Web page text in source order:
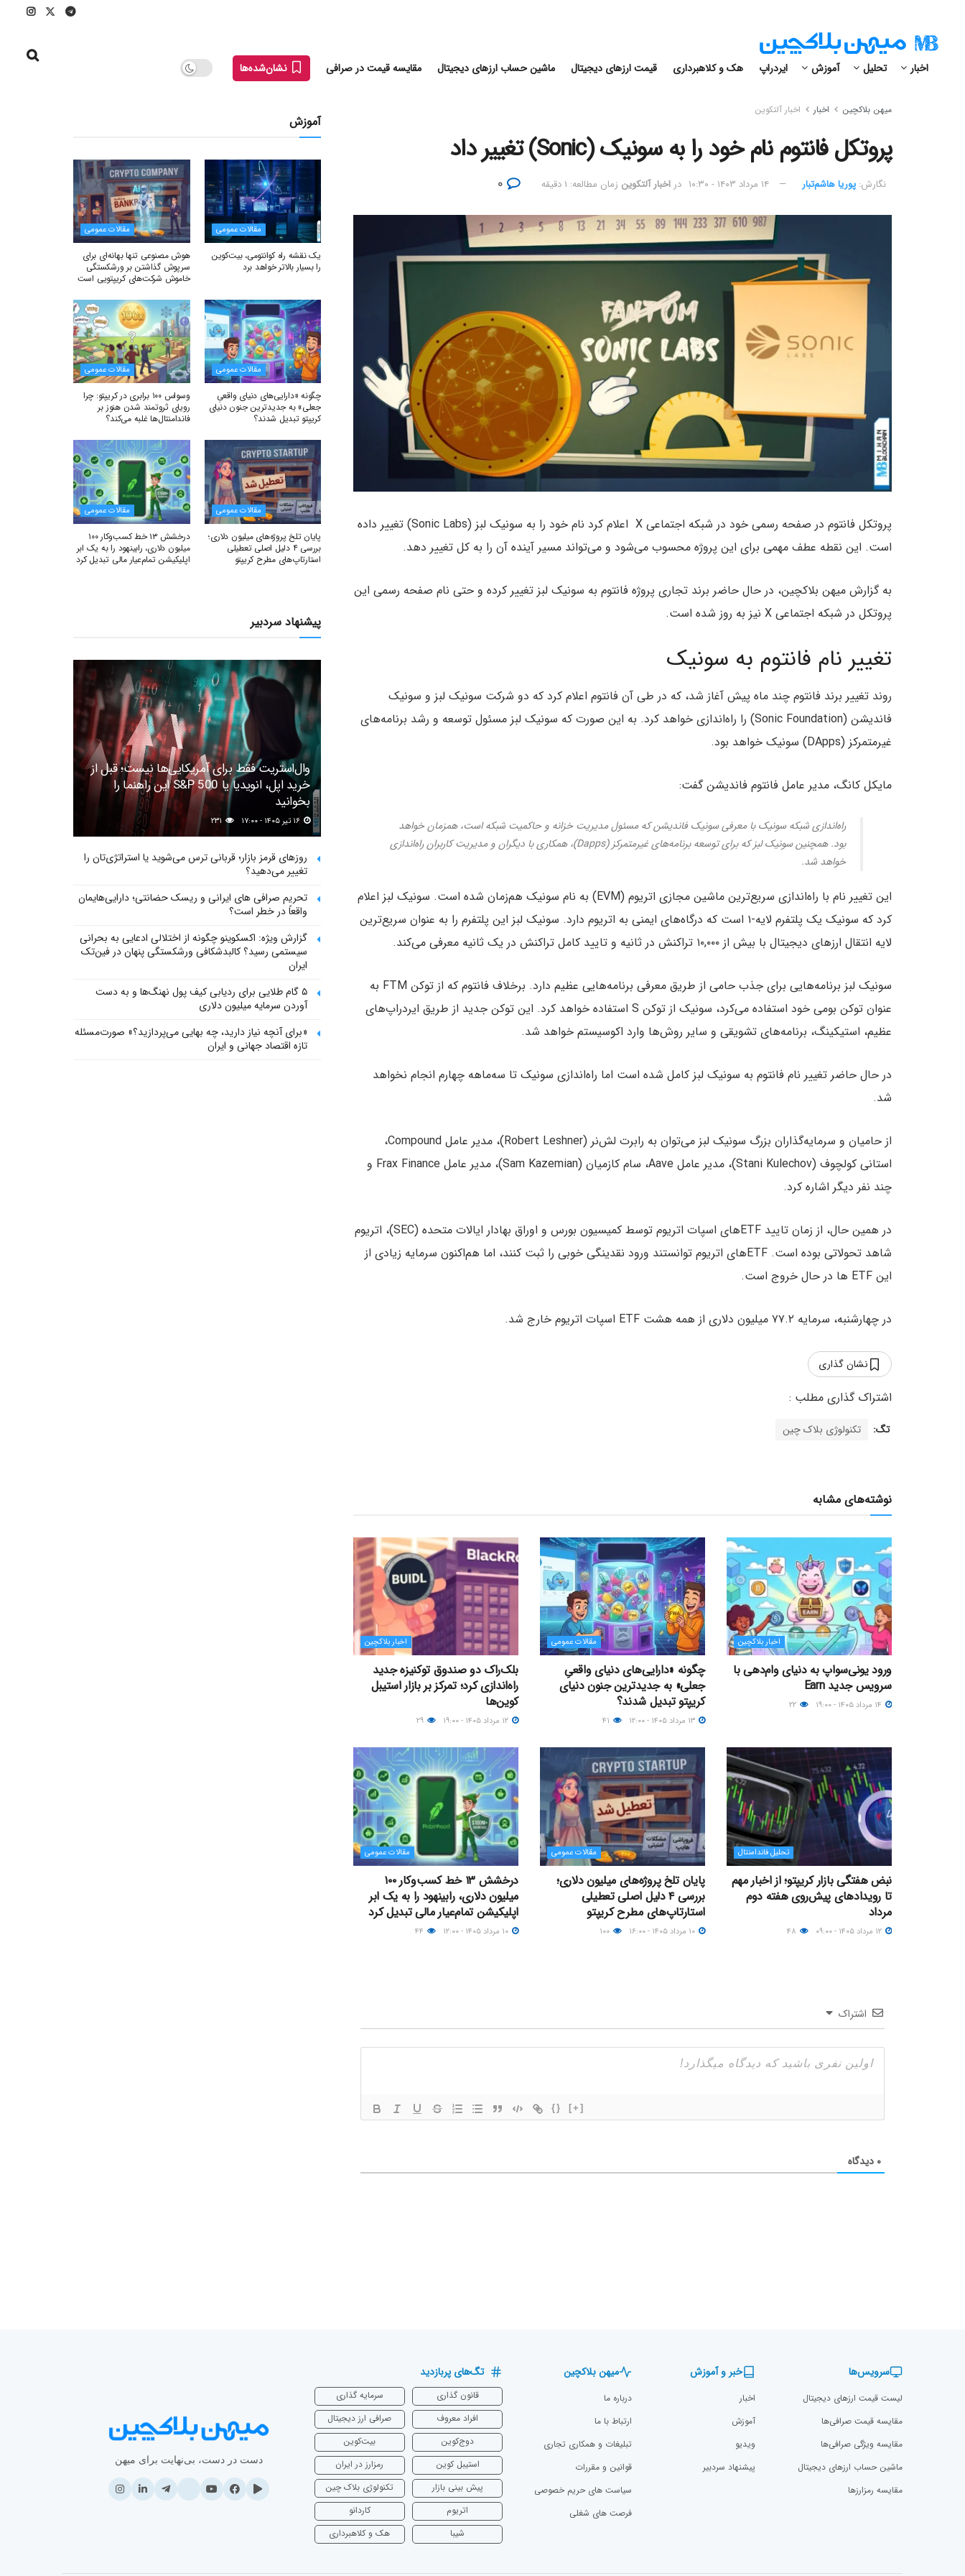
اخبار تحلیل آموزش ایردراپ هک و کلاهبرداری قیمت ارزهای دیجیتال ماشین حساب ارزهای دیجیتال مقایسه قیمت در صرافی نشان‌شده‌ها
میهن بلاکچین اخبار اخبار آلتکوین
پروتکل فانتوم نام خود را به سونیک (Sonic) تغییر داد
نگارش:‌ پوریا هاشم‌تبار ۱۴ مرداد ۱۴۰۳ - ۱۰:۳۰ در اخبار آلتکوین زمان مطالعه: ۱ دقیقه
پروتکل فانتوم در صفحه رسمی خود در شبکه اجتماعی X اعلام کرد نام خود را به سونیک لبز (Sonic Labs) تغییر داده
است. این نقطه عطف مهمی برای این پروژه محسوب می‌شود و می‌تواند مسیر آینده آن را به کل تغییر دهد.
به گزارش میهن بلاکچین، در حال حاضر برند تجاری پروژه فانتوم به سونیک لبز تغییر کرده و حتی نام صفحه رسمی این
پروتکل در شبکه اجتماعی X نیز به روز شده است.
تغییر نام فانتوم به سونیک
روند تغییر برند فانتوم چند ماه پیش آغاز شد، که در طی آن فانتوم اعلام کرد که دو شرکت سونیک لبز و سونیک
فاندیشن (Sonic Foundation) را راه‌اندازی خواهد کرد. به این صورت که سونیک لبز مسئول توسعه و رشد برنامه‌های
غیرمتمرکز (DApps) سونیک خواهد بود.
مایکل کانگ، مدیر عامل فانتوم فاندیشن گفت:
راه‌اندازی شبکه سونیک با معرفی سونیک فاندیشن که مسئول مدیریت خزانه و حاکمیت شبکه است، همزمان خواهد
بود. همچنین سونیک لبز که برای توسعه برنامه‌های غیرمتمرکز (Dapps)، همکاری‌ با دیگران و مدیریت کاربران راه‌اندازی
خواهد شد.
این تغییر نام با راه‌اندازی سریع‌ترین ماشین مجازی اتریوم (EVM) به نام سونیک هم‌زمان شده است. سونیک لبز اعلام
کرد که سونیک یک پلتفرم لایه-۱ است که درگاه‌های ایمنی به اتریوم دارد. سونیک لبز این پلتفرم را به عنوان سریع‌ترین
لایه انتقال ارزهای دیجیتال با بیش از ۱۰,۰۰۰ تراکنش در ثانیه و تایید کامل تراکنش در یک ثانیه معرفی می‌کند.
سونیک لبز برنامه‌هایی برای جذب حامی از طریق معرفی برنامه‌هایی عظیم دارد. برخلاف فانتوم که از توکن FTM به
عنوان توکن بومی خود استفاده می‌کرد، سونیک از توکن S استفاده خواهد کرد. این توکن جدید از طریق ایردراپ‌های
عظیم، استیکینگ، برنامه‌های تشویقی و سایر روش‌ها وارد اکوسیستم خواهد شد.
در حال حاضر تغییر نام فانتوم به سونیک لبز کامل شده است اما راه‌اندازی سونیک تا سه‌ماهه چهارم انجام نخواهد
شد.
از حامیان و سرمایه‌گذاران بزرگ سونیک لبز می‌توان به رابرت لش‌نر (Robert Leshner)، مدیر عامل Compound،
استانی کولچوف (Stani Kulechov)، مدیر عامل Aave، سام کازمیان (Sam Kazemian)، مدیر عامل Frax Finance و
چند نفر دیگر اشاره کرد.
در همین حال، از زمان تایید ETFهای اسپات اتریوم توسط کمیسیون بورس و اوراق بهادار ایالات متحده (SEC)، اتریوم
شاهد تحولاتی بوده است. ETFهای اتریوم توانستند ورود نقدینگی خوبی را ثبت کنند، اما هم‌اکنون سرمایه‌ زیادی از
این ETF ها در حال خروج است.
در چهارشنبه، سرمایه‌ ۷۷.۲ میلیون دلاری از همه هشت ETF اسپات اتریوم خارج شد.
نشان گذاری
تگ: تکنولوژی بلاک چین
نوشته‌های مشابه
اخبار بلاکچین
ورود یونی‌سواپ به دنیای وام‌دهی با
سرویس جدید Earn
مقالات عمومی
چگونه «دارایی‌های دنیای واقعیِ
جعلی» به جدیدترین جنون دنیای
کریپتو تبدیل شدند؟
اخبار بلاکچین
بلک‌راک دو صندوق توکنیزه جدید
راه‌اندازی کرد؛ تمرکز بر بازار استیبل
کوین‌ها
تحلیل فاندامنتال
نبض هفتگی بازار کریپتو؛ از اخبار مهم
تا رویدادهای پیش‌روی هفته دوم
مرداد
مقالات عمومی
پایان تلخ پروژه‌های میلیون دلاری؛
بررسی ۴ دلیل اصلی تعطیلی
استارتاپ‌های مطرح کریپتو
مقالات عمومی
درخشش ۱۳ خط کسب‌وکار ۱۰۰
میلیون دلاری، رابینهود را به یک ابر
اپلیکیشن تمام‌عیار مالی تبدیل کرد
اشتراک
{} [+]
۰ دیدگاه
آموزش
مقالات عمومی
یک نقشه راه کوانتومی، بیت‌کوین
را بسیار بالاتر خواهد برد
مقالات عمومی
هوش مصنوعی تنها بهانه‌ای برای
سرپوش گذاشتن بر ورشکستگی
خاموش شرکت‌های کریپتویی است
مقالات عمومی
چگونه «دارایی‌های دنیای واقعیِ
جعلی» به جدیدترین جنون دنیای
کریپتو تبدیل شدند؟
مقالات عمومی
وسواس ۱۰۰ برابری در کریپتو: چرا
رویای ثروتمند شدن هنوز بر
فاندامنتال‌ها غلبه می‌کند؟
مقالات عمومی
پایان تلخ پروژه‌های میلیون دلاری؛
بررسی ۴ دلیل اصلی تعطیلی
استارتاپ‌های مطرح کریپتو
مقالات عمومی
درخشش ۱۳ خط کسب‌وکار ۱۰۰
میلیون دلاری، رابینهود را به یک ابر
اپلیکیشن تمام‌عیار مالی تبدیل کرد
پیشنهاد سردبیر
وال‌استریت فقط برای آمریکایی‌ها نیست؛ قبل از
خرید اپل، انویدیا یا S&P 500 این راهنما را
بخوانید
روزهای قرمز بازار؛ قربانی ترس می‌شوید یا استراتژی‌تان را
تغییر می‌دهید؟
تحریم صرافی های ایرانی و ریسک حضانتی؛ دارایی‌هایمان
واقعاً در خطر است؟
گزارش ویژه: اکسکوینو چگونه از اختلالی ادعایی به بحرانی
سیستمی رسید؟ کالبدشکافی ورشکستگی پنهان در فین‌تک
ایران
۵ گام طلایی برای ردیابی کیف پول‌ نهنگ‌ها و به دست
آوردن سرمایه میلیون دلاری
«برای آنچه نیاز دارید، چه بهایی می‌پردازید؟» صورت‌مسئله
تازه اقتصاد جهانی و ایران
سرویس‌ها
لیست قیمت ارزهای دیجیتال
مقایسه قیمت صرافی‌ها
مقایسه ویژگی صرافی‌ها
ماشین حساب ارزهای دیجیتال
مقایسه رمزارز‌ها
خبر و آموزش
اخبار
آموزش
ویدیو
پیشنهاد سردبیر
میهن بلاکچین
درباره ما
ارتباط با ما
تبلیغات و همکاری تجاری
قوانین و مقررات
سیاست های حریم خصوصی
فرصت های شغلی
تگ‌های پربازدید
قانون گذاری
سرمایه‌ گذاری
افراد معروف
صرافی ارز دیجیتال
دوج‌کوین
بیت‌کوین
استیبل کوین
رمزارز در ایران
پیش بینی بازار
تکنولوژی بلاک چین
اتریوم
‌کاردانو
شیبا
هک و کلاهبرداری
دست در دست، بی‌نهایت برای میهن